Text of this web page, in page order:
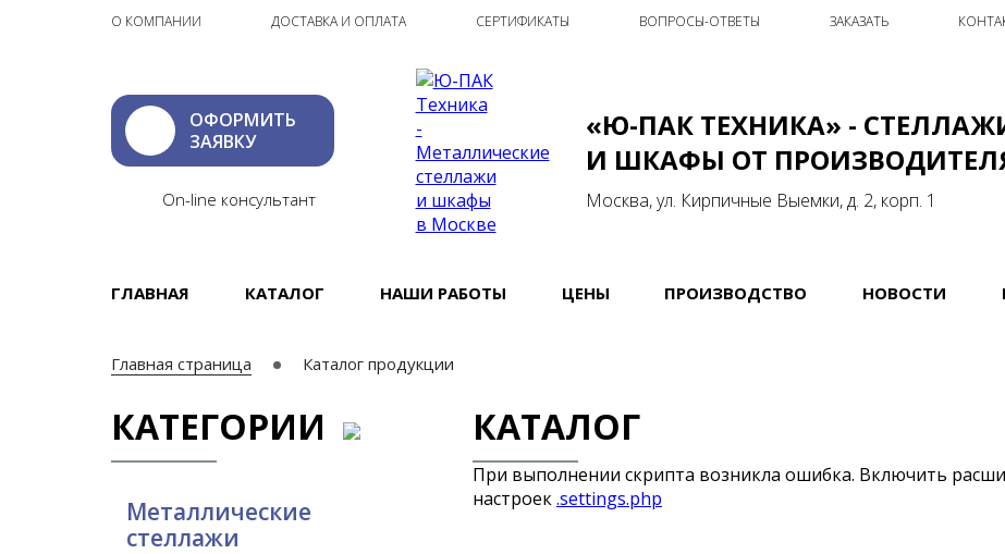
О КОМПАНИИ ДОСТАВКА И ОПЛАТА СЕРТИФИКАТЫ ВОПРОСЫ-ОТВЕТЫ ЗАКАЗАТЬ
«Ю-ПАК ТЕХНИКА» -
И ШКАФЫ ОТ
Москва, ул. Кирпичные Выемки, д. 2, корп. 1
ОФОРМИТЬ
ЗАЯВКУ
On-line консультант
ГЛАВНАЯ КАТАЛОГ НАШИ РАБОТЫ ЦЕНЫ ПРОИЗВОДСТВО НОВОСТИ
Главная страница Каталог продукции
КАТЕГОРИИ
Металлические
стеллажи
КАТАЛОГ
При выполнении скрипта возникла ошибка. Включить
настроек.settings.php